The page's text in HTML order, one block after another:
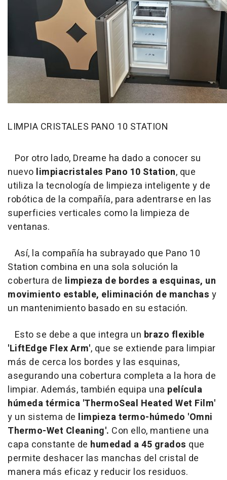
LIMPIA CRISTALES PANO 10 STATION
Por otro lado, Dreame ha dado a conocer su
nuevo limpiacristales Pano 10 Station, que
utiliza la tecnología de limpieza inteligente y de
robótica de la compañía, para adentrarse en las
superficies verticales como la limpieza de
ventanas.
Así, la compañía ha subrayado que Pano 10
Station combina en una sola solución la
cobertura de limpieza de bordes a esquinas, un
movimiento estable, eliminación de manchas y
un mantenimiento basado en su estación.
Esto se debe a que integra un brazo flexible
'LiftEdge Flex Arm', que se extiende para limpiar
más de cerca los bordes y las esquinas,
asegurando una cobertura completa a la hora de
limpiar. Además, también equipa una película
húmeda térmica 'ThermoSeal Heated Wet Film'
y un sistema de limpieza termo-húmedo 'Omni
Thermo-Wet Cleaning'. Con ello, mantiene una
capa constante de humedad a 45 grados que
permite deshacer las manchas del cristal de
manera más eficaz y reducir los residuos.